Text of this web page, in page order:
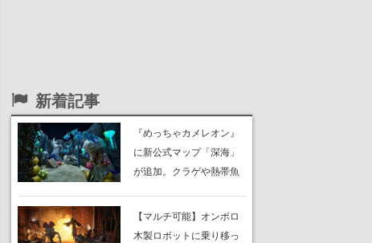
新着記事
『めっちゃカメレオン』
に新公式マップ「深海」
が追加。クラゲや熱帯魚
や大きな貝も
【マルチ可能】オンボロ
木製ロボットに乗り移っ